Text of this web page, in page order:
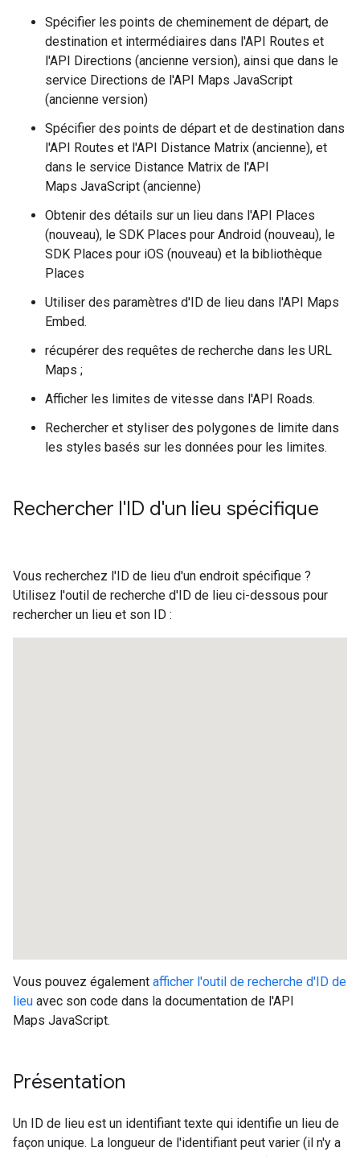
Spécifier les points de cheminement de départ, de
destination et intermédiaires dans l'API Routes et
l'API Directions (ancienne version), ainsi que dans le
service Directions de l'API Maps JavaScript
(ancienne version)
Spécifier des points de départ et de destination dans
l'API Routes et l'API Distance Matrix (ancienne), et
dans le service Distance Matrix de l'API
Maps JavaScript (ancienne)
Obtenir des détails sur un lieu dans l'API Places
(nouveau), le SDK Places pour Android (nouveau), le
SDK Places pour iOS (nouveau) et la bibliothèque
Places
Utiliser des paramètres d'ID de lieu dans l'API Maps
Embed.
récupérer des requêtes de recherche dans les URL
Maps ;
Afficher les limites de vitesse dans l'API Roads.
Rechercher et styliser des polygones de limite dans
les styles basés sur les données pour les limites.
Rechercher l'ID d'un lieu spécifique
Vous recherchez l'ID de lieu d'un endroit spécifique ?
Utilisez l'outil de recherche d'ID de lieu ci-dessous pour
rechercher un lieu et son ID :
Vous pouvez également afficher l'outil de recherche d'ID de
lieu avec son code dans la documentation de l'API
Maps JavaScript.
Présentation
Un ID de lieu est un identifiant texte qui identifie un lieu de
façon unique. La longueur de l'identifiant peut varier (il n'y a